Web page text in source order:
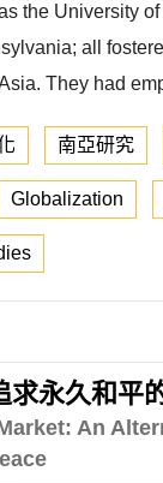
the University
all
They had
南亞研究
Globalization
求永久和平
An